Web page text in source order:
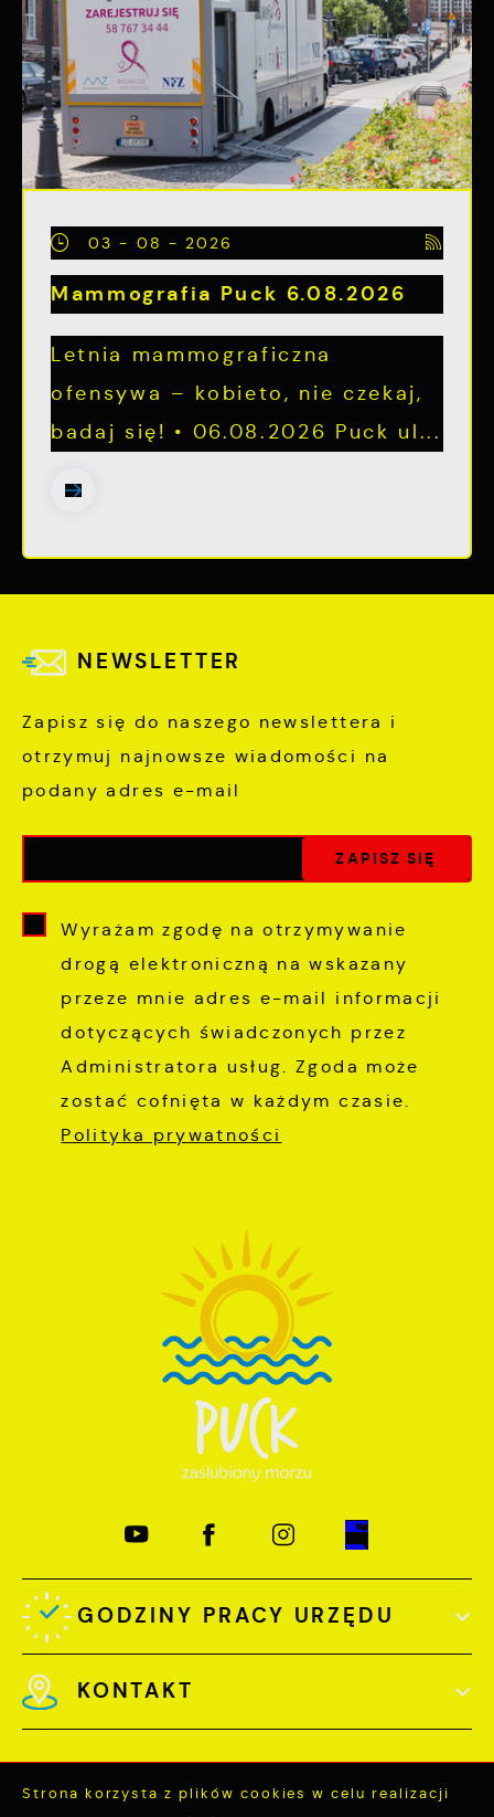
03 - 08 - 2026
Mammografia Puck 6.08.2026
Letnia mammograficzna
ofensywa – kobieto, nie czekaj,
badaj się! • 06.08.2026 Puck ul...
NEWSLETTER
Zapisz się do naszego newslettera i
otrzymuj najnowsze wiadomości na
podany adres e-mail
Wyrażam zgodę na otrzymywanie
drogą elektroniczną na wskazany
przeze mnie adres e-mail informacji
dotyczących świadczonych przez
Administratora usług. Zgoda może
zostać cofnięta w każdym czasie.
Polityka prywatności
GODZINY PRACY URZĘDU
KONTAKT
Strona korzysta z plików cookies w celu realizacji